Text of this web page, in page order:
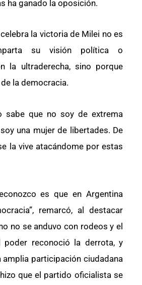
ha ganado la oposición.
la victoria de Milei no es
su visión política o
la ultraderecha, sino porque
la democracia.
sabe que no soy de extrema
una mujer de libertades. De
la vive atacándome por estas
es que en Argentina
remarcó, al destacar
no se anduvo con rodeos y el
poder reconoció la derrota, y
amplia participación ciudadana
que el partido oficialista se